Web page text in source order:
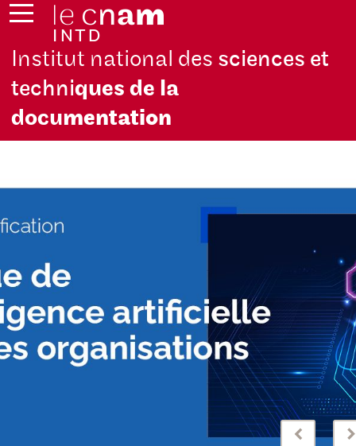
Institut national des sciences et
techniques de la
documentation